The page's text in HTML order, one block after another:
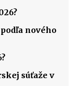
nového
súťaže v